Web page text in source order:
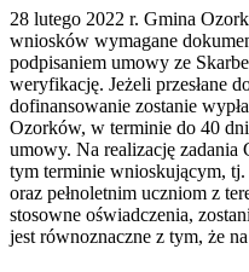
28 lutego 2022 r. Gmina
wniosków wymagane
podpisaniem umowy ze
weryfikację. Jeżeli przesłane
dofinansowanie zostanie
Ozorków, w terminie do 40
umowy. Na realizację
tym terminie wnioskującym,
oraz pełnoletnim uczniom z
stosowne oświadczenia,
jest równoznaczne z tym, że